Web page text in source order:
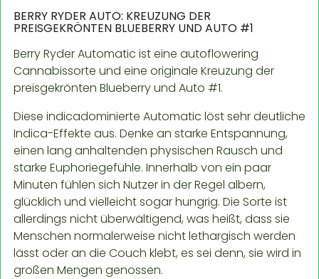
BERRY RYDER AUTO: KREUZUNG DER
PREISGEKRÖNTEN BLUEBERRY UND AUTO #1
Berry Ryder Automatic ist eine autoflowering
Cannabissorte und eine originale Kreuzung der
preisgekrönten Blueberry und Auto #1.
Diese indicadominierte Automatic löst sehr deutliche
Indica-Effekte aus. Denke an starke Entspannung,
einen lang anhaltenden physischen Rausch und
starke Euphoriegefühle. Innerhalb von ein paar
Minuten fühlen sich Nutzer in der Regel albern,
glücklich und vielleicht sogar hungrig. Die Sorte ist
allerdings nicht überwältigend, was heißt, dass sie
Menschen normalerweise nicht lethargisch werden
lässt oder an die Couch klebt, es sei denn, sie wird in
großen Mengen genossen.